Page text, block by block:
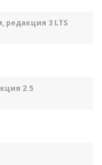
редакция 3 LTS
2.5